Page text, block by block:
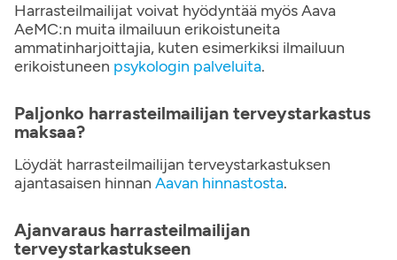
Harrasteilmailijat voivat hyödyntää myös Aava
AeMC:n muita ilmailuun erikoistuneita
ammatinharjoittajia, kuten esimerkiksi ilmailuun
erikoistuneen psykologin palveluita.
Paljonko harrasteilmailijan terveystarkastus
maksaa?
Löydät harrasteilmailijan terveystarkastuksen
ajantasaisen hinnan Aavan hinnastosta.
Ajanvaraus harrasteilmailijan
terveystarkastukseen